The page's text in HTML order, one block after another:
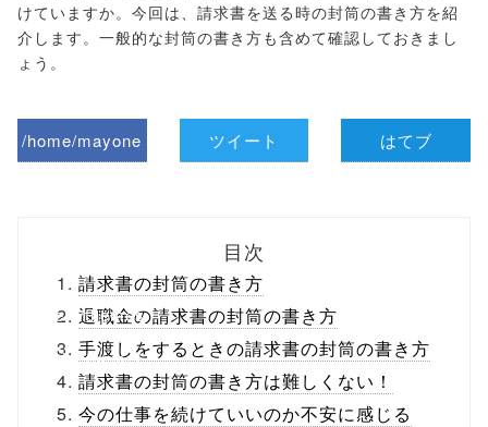
けていますか。今回は、請求書を送る時の封筒の書き方を紹
介します。一般的な封筒の書き方も含めて確認しておきまし
ょう。
/home/mayone
ml/wp-
content/themes
/tapbiz_theme/
parts/sns-
ツイート はてブ
目次
請求書の封筒の書き方
退職金の請求書の封筒の書き方
手渡しをするときの請求書の封筒の書き方
請求書の封筒の書き方は難しくない！
今の仕事を続けていいのか不安に感じる